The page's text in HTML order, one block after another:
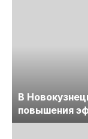
В
повышения
предприятий